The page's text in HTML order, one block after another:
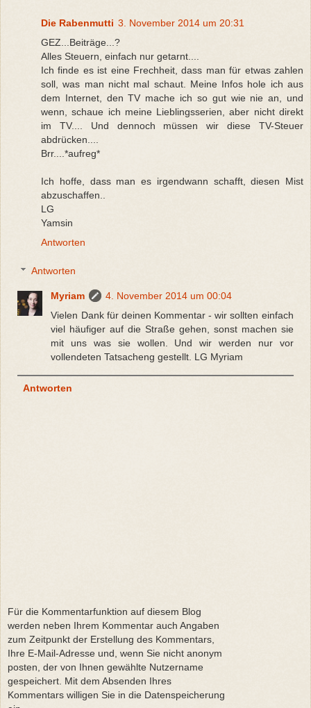
Die Rabenmutti 3. November 2014 um 20:31
GEZ...Beiträge...?
Alles Steuern, einfach nur getarnt....
Ich finde es ist eine Frechheit, dass man für etwas zahlen
soll, was man nicht mal schaut. Meine Infos hole ich aus
dem Internet, den TV mache ich so gut wie nie an, und
wenn, schaue ich meine Lieblingsserien, aber nicht direkt
im TV.... Und dennoch müssen wir diese TV-Steuer
abdrücken....
Brr....*aufreg*
Ich hoffe, dass man es irgendwann schafft, diesen Mist
abzuschaffen..
LG
Yamsin
Antworten
Antworten
Myriam
4. November 2014 um 00:04
Vielen Dank für deinen Kommentar - wir sollten einfach
viel häufiger auf die Straße gehen, sonst machen sie
mit uns was sie wollen. Und wir werden nur vor
vollendeten Tatsacheng gestellt. LG Myriam
Antworten
Für die Kommentarfunktion auf diesem Blog
werden neben Ihrem Kommentar auch Angaben
zum Zeitpunkt der Erstellung des Kommentars,
Ihre E-Mail-Adresse und, wenn Sie nicht anonym
posten, der von Ihnen gewählte Nutzername
gespeichert. Mit dem Absenden Ihres
Kommentars willigen Sie in die Datenspeicherung